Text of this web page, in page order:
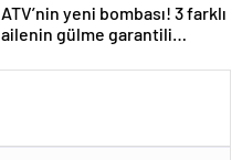
ATV’nin yeni bombası! 3 farklı
ailenin gülme garantili